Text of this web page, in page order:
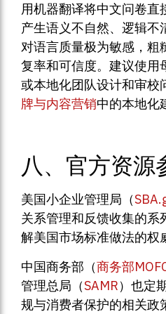
用机器翻译将中文问卷直
产生语义不自然、逻辑不
对语言质量极为敏感，粗
复率和可信度。建议使用
或本地化团队设计和审校
牌与内容营销中的本地化
八、官方资源
美国小企业管理局（
关系管理和反馈收集的系
解美国市场标准做法的权
中国商务部（商务部
管理总局（SAMR）也定
规与消费者保护的相关政